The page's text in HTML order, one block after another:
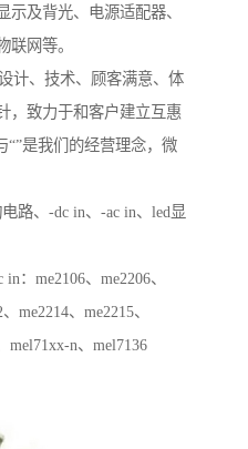
及背光、电源适配器、
联网等。
计、技术、顾客满意、体
，致力于和客户建立互惠
“”是我们的经营理念，微
路、-dc in、-ac in、led显
：me2106、me2206、
me2214、me2215、
mel71xx-n、mel7136